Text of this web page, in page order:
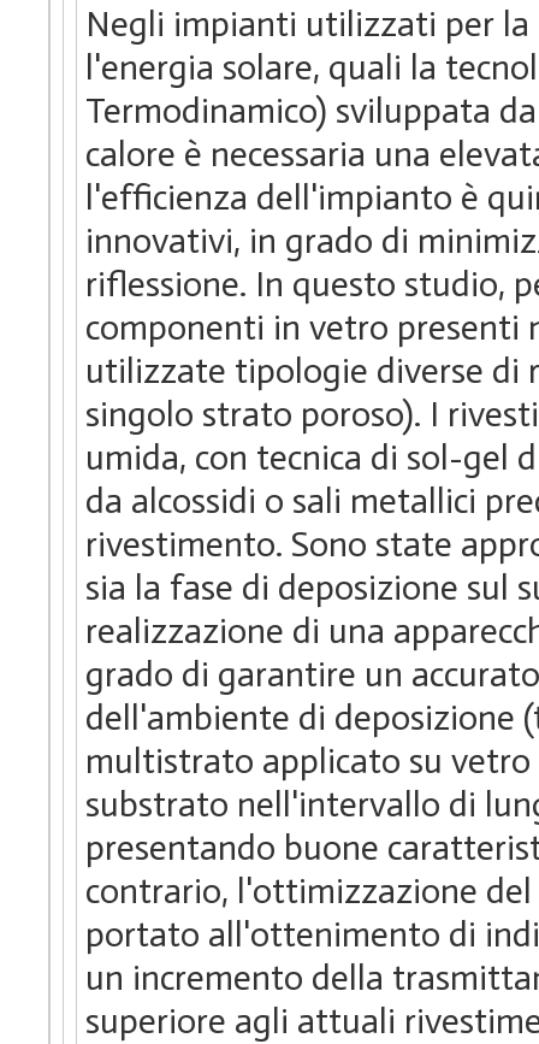
Negli impianti utilizzati per
l'energia solare, quali la
Termodinamico) sviluppata
calore è necessaria una
l'efficienza dell'impianto è
innovativi, in grado di
riflessione. In questo studio,
componenti in vetro
utilizzate tipologie diverse
singolo strato poroso). I
umida, con tecnica di sol-gel
da alcossidi o sali metallici
rivestimento. Sono state
sia la fase di deposizione sul
realizzazione di una
grado di garantire un
dell'ambiente di deposizione
multistrato applicato su
substrato nell'intervallo di
presentando buone
contrario, l'ottimizzazione
portato all'ottenimento di
un incremento della
superiore agli attuali